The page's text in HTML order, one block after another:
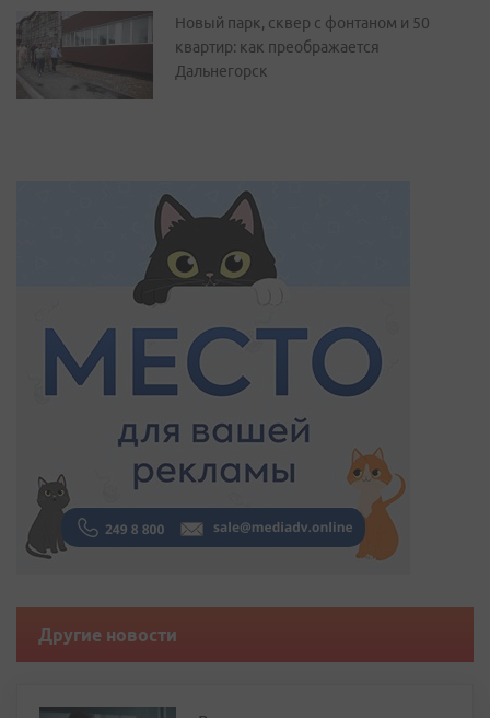
Новый парк, сквер с фонтаном и 50
квартир: как преображается
Дальнегорск
Другие новости